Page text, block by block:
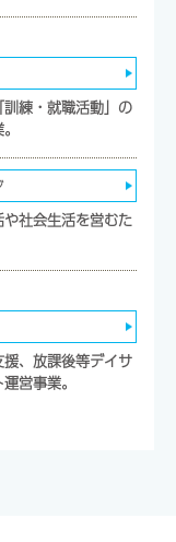
練・就職活動」の
社会生活を営むた
、放課後等デイサ
営事業。